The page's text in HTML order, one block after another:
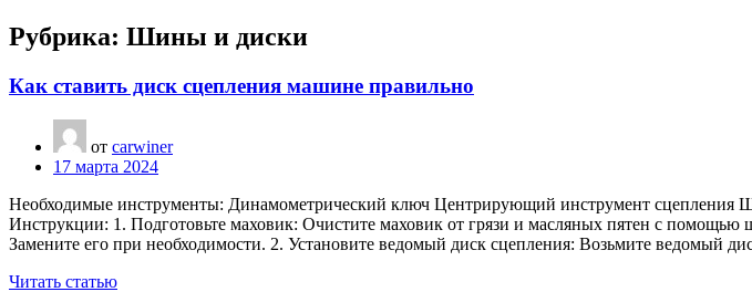
Рубрика: Шины и диски
Как ставить диск сцепления машине правильно
от carwiner
17 марта 2024
Необходимые инструменты: Динамометрический ключ Центрирующий инструмент сцепления
Инструкции: 1. Подготовьте маховик: Очистите маховик от грязи и масляных пятен с
Замените его при необходимости. 2. Установите ведомый диск сцепления: Возьмите ведомый
Читать статью